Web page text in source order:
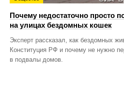
Почему недостаточно просто
на улицах бездомных кошек
Эксперт рассказал, как бездомных
Конституция РФ и почему не нужно
в подвалы домов.